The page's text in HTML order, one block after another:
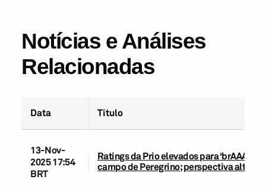
Notícias e Análises
Relacionadas
Data Título
13-Nov-
2025 17:54
BRT
Ratings da Prio elevados para ‘brAAA’
campo de Peregrino; perspectiva